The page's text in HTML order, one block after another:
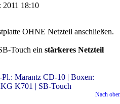
2011 18:10
OHNE Netzteil anschließen.
Touch ein stärkeres Netzteil
Marantz CD-10 | Boxen:
K701 | SB-Touch
Nach